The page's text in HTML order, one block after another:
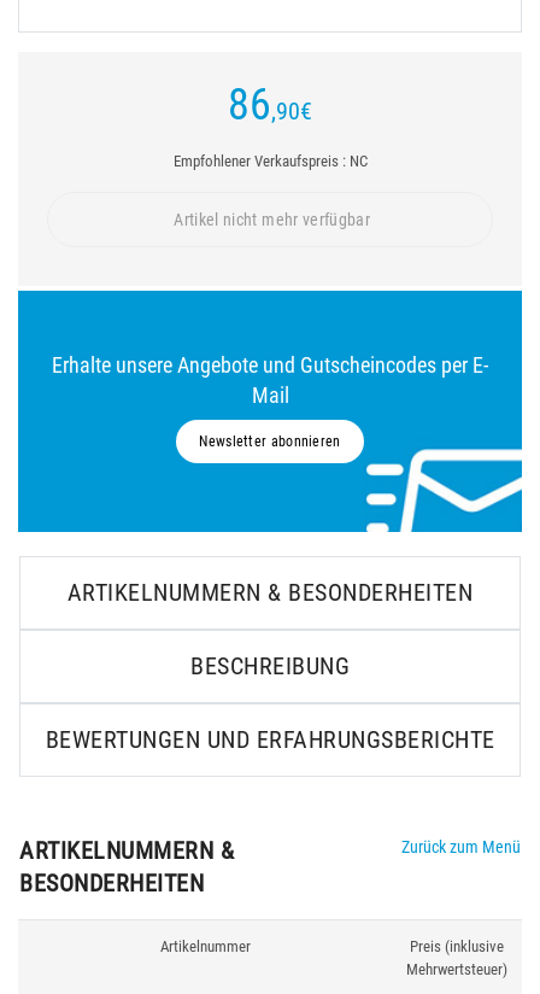
86,90€
Empfohlener Verkaufspreis : NC
Artikel nicht mehr verfügbar
Erhalte unsere Angebote und Gutscheincodes per E-
Mail
Newsletter abonnieren
ARTIKELNUMMERN & BESONDERHEITEN
BESCHREIBUNG
BEWERTUNGEN UND ERFAHRUNGSBERICHTE
ARTIKELNUMMERN &
BESONDERHEITEN
Zurück zum Menü
Artikelnummer
Preis (inklusive
Mehrwertsteuer)